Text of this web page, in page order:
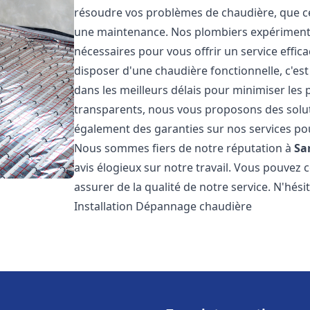
résoudre vos problèmes de chaudière, que
une maintenance. Nos plombiers
nécessaires pour vous offrir un service
disposer d'une chaudière fonctionnelle,
dans les meilleurs délais pour minimiser
transparents, nous vous proposons des
également des garanties sur nos services
Nous sommes fiers de notre réputation à
avis élogieux sur notre travail. Vous
assurer de la qualité de notre service.
Installation Dépannage chaudière